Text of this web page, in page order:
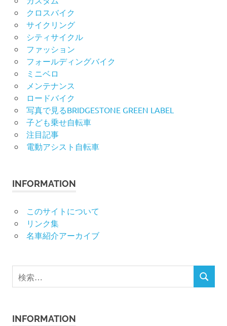
クロスバイク
サイクリング
シティサイクル
ファッション
フォールディングバイク
ミニベロ
メンテナンス
ロードバイク
写真で見るBRIDGESTONE GREEN LABEL
子ども乗せ自転車
注目記事
電動アシスト自転車
INFORMATION
このサイトについて
リンク集
名車紹介アーカイブ
検
索
検
INFORMATION